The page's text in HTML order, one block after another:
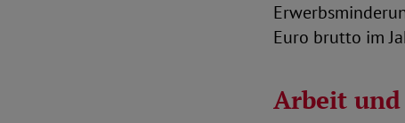
Euro brutto im
Arbeit